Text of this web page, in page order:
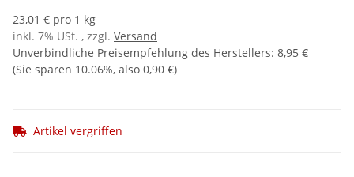
23,01 € pro 1 kg
inkl. 7% USt. , zzgl. Versand
Unverbindliche Preisempfehlung des Herstellers: 8,95 €
(Sie sparen 10.06%, also 0,90 €)
Artikel vergriffen